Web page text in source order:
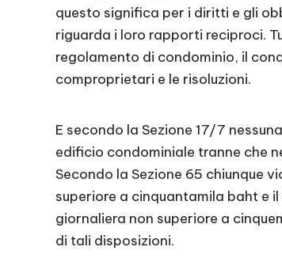
questo significa per i diritti e gli
riguarda i loro rapporti reciproci.
regolamento di condominio, il
comproprietari e le risoluzioni.
E secondo la Sezione 17/7
edificio condominiale tranne che
Secondo la Sezione 65 chiunque
superiore a cinquantamila baht e
giornaliera non superiore a
di tali disposizioni.